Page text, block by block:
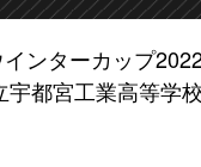
ンターカップ
宇都宮工業高等学